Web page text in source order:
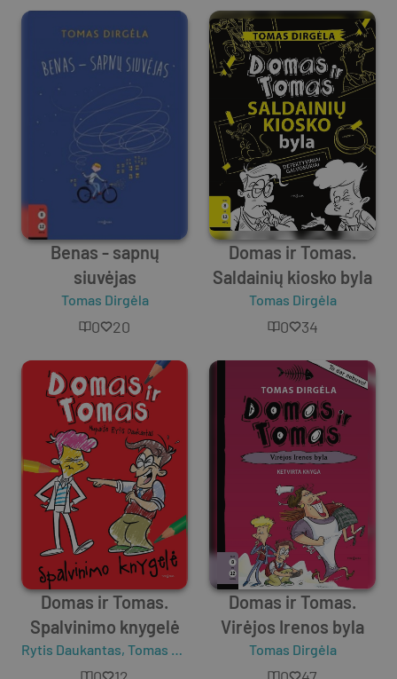
Benas - sapnų
siuvėjas
Tomas Dirgėla
0 20
Domas ir Tomas.
Saldainių kiosko byla
Tomas Dirgėla
0 34
Domas ir Tomas.
Spalvinimo knygelė
Rytis Daukantas, Tomas Dirgėla
Domas ir Tomas.
Virėjos Irenos byla
Tomas Dirgėla